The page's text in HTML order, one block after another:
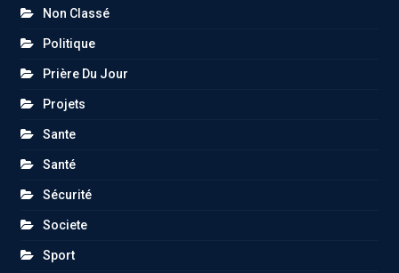
Non Classé
Politique
Prière Du Jour
Projets
Sante
Santé
Sécurité
Societe
Sport